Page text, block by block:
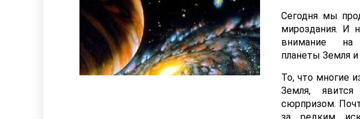
Сегодня мы
мироздания. И
внимание на
планеты Земля и
То, что многие
Земля,
сюрпризом.